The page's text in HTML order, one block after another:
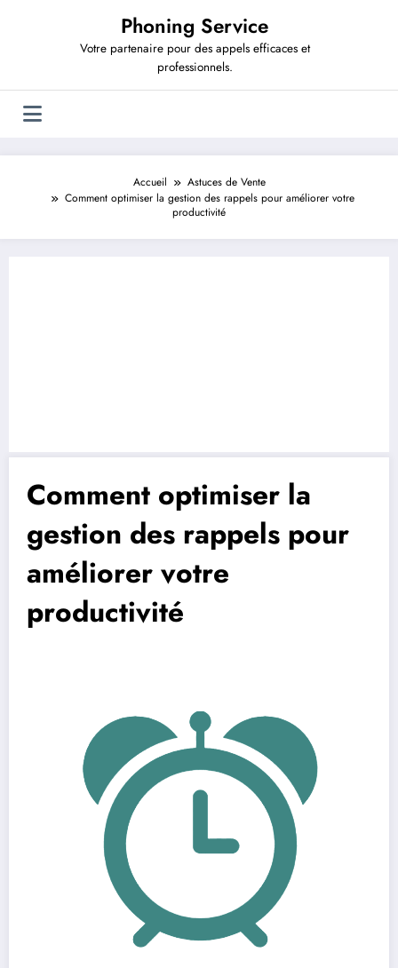
Phoning Service
Votre partenaire pour des appels efficaces et
professionnels.
Accueil
Astuces de Vente
Comment optimiser la gestion des rappels pour améliorer votre
productivité
Comment optimiser la
gestion des rappels pour
améliorer votre
productivité